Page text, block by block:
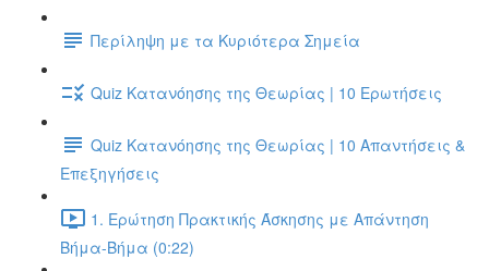
Περίληψη με τα Κυριότερα Σημεία
Quiz Κατανόησης της Θεωρίας | 10 Ερωτήσεις
Quiz Κατανόησης της Θεωρίας | 10 Απαντήσεις &
Επεξηγήσεις
1. Ερώτηση Πρακτικής Άσκησης με Απάντηση
Βήμα-Βήμα (0:22)